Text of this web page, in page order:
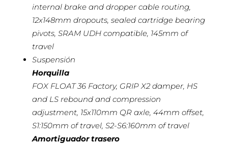
internal brake and dropper cable routing,
12x148mm dropouts, sealed cartridge bearing
pivots, SRAM UDH compatible, 145mm of
travel
Suspensión
Horquilla
FOX FLOAT 36 Factory, GRIP X2 damper, HS
and LS rebound and compression
adjustment, 15x110mm QR axle, 44mm offset,
S1:150mm of travel, S2-S6:160mm of travel
Amortiguador trasero